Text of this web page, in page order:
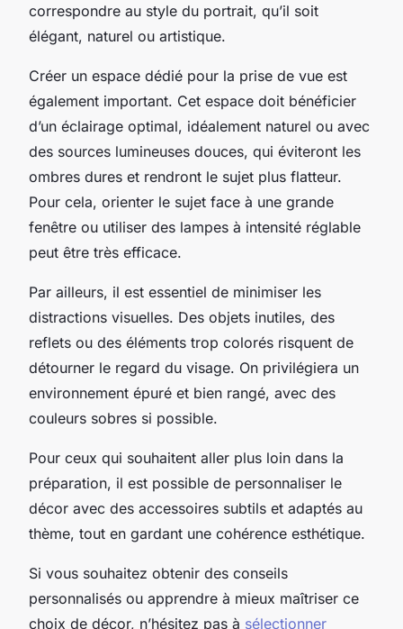
correspondre au style du portrait, qu’il soit
élégant, naturel ou artistique.
Créer un espace dédié pour la prise de vue est
également important. Cet espace doit bénéficier
d’un éclairage optimal, idéalement naturel ou avec
des sources lumineuses douces, qui éviteront les
ombres dures et rendront le sujet plus flatteur.
Pour cela, orienter le sujet face à une grande
fenêtre ou utiliser des lampes à intensité réglable
peut être très efficace.
Par ailleurs, il est essentiel de minimiser les
distractions visuelles. Des objets inutiles, des
reflets ou des éléments trop colorés risquent de
détourner le regard du visage. On privilégiera un
environnement épuré et bien rangé, avec des
couleurs sobres si possible.
Pour ceux qui souhaitent aller plus loin dans la
préparation, il est possible de personnaliser le
décor avec des accessoires subtils et adaptés au
thème, tout en gardant une cohérence esthétique.
Si vous souhaitez obtenir des conseils
personnalisés ou apprendre à mieux maîtriser ce
choix de décor, n’hésitez pas à sélectionner